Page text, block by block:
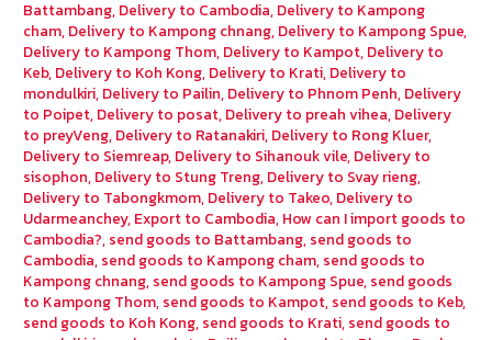
Battambang, Delivery to Cambodia, Delivery to Kampong
cham, Delivery to Kampong chnang, Delivery to Kampong Spue,
Delivery to Kampong Thom, Delivery to Kampot, Delivery to
Keb, Delivery to Koh Kong, Delivery to Krati, Delivery to
mondulkiri, Delivery to Pailin, Delivery to Phnom Penh, Delivery
to Poipet, Delivery to posat, Delivery to preah vihea, Delivery
to preyVeng, Delivery to Ratanakiri, Delivery to Rong Kluer,
Delivery to Siemreap, Delivery to Sihanouk vile, Delivery to
sisophon, Delivery to Stung Treng, Delivery to Svay rieng,
Delivery to Tabongkmom, Delivery to Takeo, Delivery to
Udarmeanchey, Export to Cambodia, How can I import goods to
Cambodia?, send goods to Battambang, send goods to
Cambodia, send goods to Kampong cham, send goods to
Kampong chnang, send goods to Kampong Spue, send goods
to Kampong Thom, send goods to Kampot, send goods to Keb,
send goods to Koh Kong, send goods to Krati, send goods to